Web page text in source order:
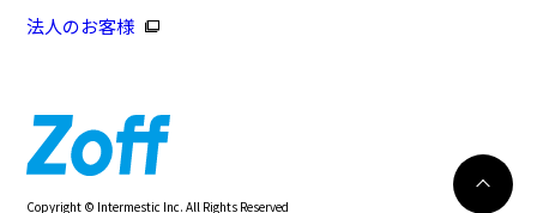
※商品が再入荷された際にメールでお知らせします。
※本サービスは商品の購入をお約束するものではありません。
※ご希望の商品が再入荷しない場合もございますので予めご了承ください。
※「再入荷お知らせメール」はZoffオンラインストアで取り扱っている商品が対象
再入荷のお知らせ
法人のお客様
Copyright © Intermestic Inc. All Rights Reserved